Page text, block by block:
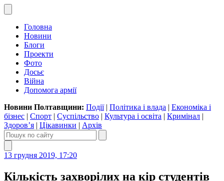
Головна
Новини
Блоги
Проекти
Фото
Досьє
Війна
Допомога армії
Новини Полтавщини: Події| Політика і влада | Економіка і
бізнес | Спорт | Суспільство | Культура і освіта | Кримінал |
Здоров’я | Цікавинки | Архів
13 грудня 2019, 17:20
Кількість захворілих на кір студентів